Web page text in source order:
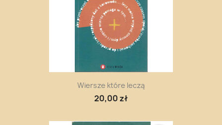
Wiersze które leczą
20,00 zł